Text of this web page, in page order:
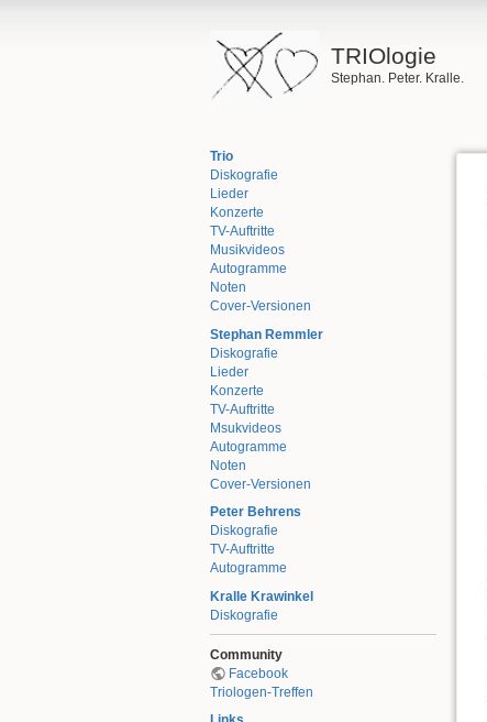
TRIOlogie
Stephan. Peter. Kralle.
Trio
Diskografie
Lieder
Konzerte
TV-Auftritte
Musikvideos
Autogramme
Noten
Cover-Versionen
Stephan Remmler
Diskografie
Lieder
Konzerte
TV-Auftritte
Msukvideos
Autogramme
Noten
Cover-Versionen
Peter Behrens
Diskografie
TV-Auftritte
Autogramme
Kralle Krawinkel
Diskografie
Community
Facebook
Triologen-Treffen